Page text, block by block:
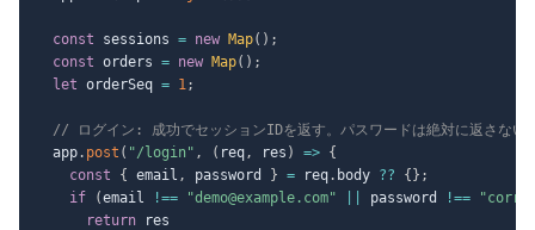
const sessions = new Map( ) ;
const orders = new Map( ) ;
let orderSeq = 1;
// ログイン: 成功でセッションIDを返す。パスワードは絶対に返さない
  app
. post ( "/login" , ( req, res ) => {
const
{ email , password } = req. body ?? { } ;
if
(email !== "demo@example.com" password !==
return res